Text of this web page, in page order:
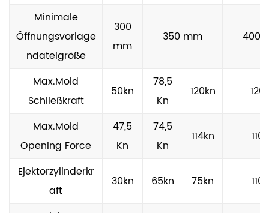
Qualitätsstandards entspricht und für Branchen
geeignet ist, in denen sich die Zuverlässigkeit
befindet.
Haltbarkeit und Zuverlässigkeit
Die mit robuste Materialien gebaute horizontale
Abschiedsgasgussmaschine ist so konzipiert,
dass sie den harten Bedingungen des
langlebige Konstruktion sorgt für eine langfristige
Zuverlässigkeit und macht es zu einer soliden
Minimale
Öffnungsvorlage
ndateigröße
300
mm
350 mm 400
Max.Mold
Schließkraft
50kn
78,5
Kn
120kn
Max.Mold
Opening Force
47,5
Kn
74,5
Kn
114kn
Ejektorzylinderkr
aft
30kn 65kn 75kn